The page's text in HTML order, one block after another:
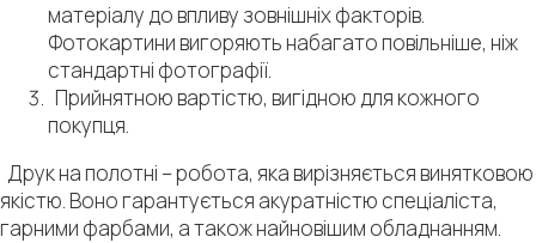
матеріалу до впливу зовнішніх факторів.
Фотокартини вигоряють набагато повільніше, ніж
стандартні фотографії.
Прийнятною вартістю, вигідною для кожного
покупця.
Друк на полотні – робота, яка вирізняється винятковою
якістю. Воно гарантується акуратністю спеціаліста,
гарними фарбами, а також найновішим обладнанням.